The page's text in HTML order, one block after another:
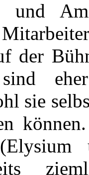
und
der
sind
sie